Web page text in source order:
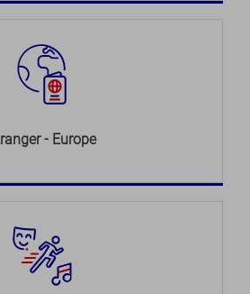
- Europe